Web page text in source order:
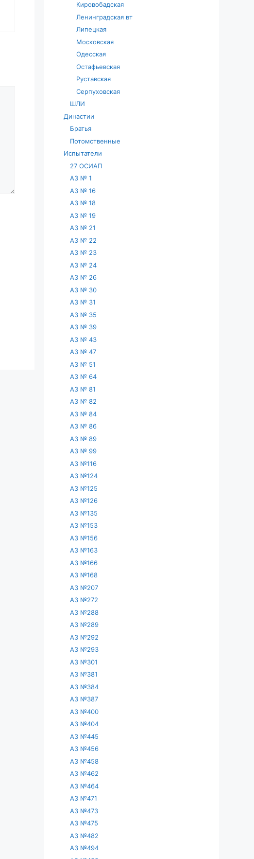
Кировобадская
Ленинградская вт
Липецкая
Московская
Одесская
Остафьевская
Руставская
Серпуховская
ШЛИ
Династии
Братья
Потомственные
Испытатели
27 ОСИАП
АЗ № 1
АЗ № 16
АЗ № 18
АЗ № 19
АЗ № 21
АЗ № 22
АЗ № 23
АЗ № 24
АЗ № 26
АЗ № 30
АЗ № 31
АЗ № 35
АЗ № 39
АЗ № 43
АЗ № 47
АЗ № 51
АЗ № 64
АЗ № 81
АЗ № 82
АЗ № 84
АЗ № 86
АЗ № 89
АЗ № 99
АЗ №116
АЗ №124
АЗ №125
АЗ №126
АЗ №135
АЗ №153
АЗ №156
АЗ №163
АЗ №166
АЗ №168
АЗ №207
АЗ №272
АЗ №288
АЗ №289
АЗ №292
АЗ №293
АЗ №301
АЗ №381
АЗ №384
АЗ №387
АЗ №400
АЗ №404
АЗ №445
АЗ №456
АЗ №458
АЗ №462
АЗ №464
АЗ №471
АЗ №473
АЗ №475
АЗ №482
АЗ №494